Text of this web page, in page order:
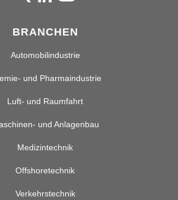
BRANCHEN
Automobilindustrie
und Pharmaindustrie
Luft- und Raumfahrt
und Anlagenbau
Medizintechnik
Offshoretechnik
Verkehrstechnik